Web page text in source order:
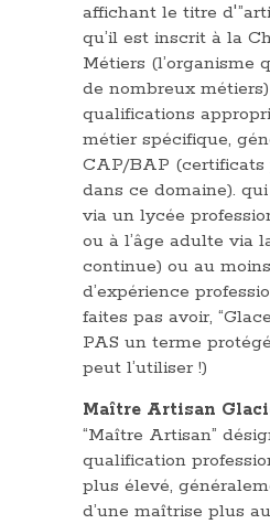
affichant le titre
qu’il est inscrit à la
Métiers (l’organisme
de nombreux
qualifications
métier spécifique,
CAP/BAP (certificats
dans ce domaine).
via un lycée
ou à l’âge adulte via
continue) ou au
d’expérience
faites pas avoir,
PAS un terme
peut l’utiliser !)
Maître Artisan
“Maître Artisan”
qualification
plus élevé,
d’une maîtrise plus